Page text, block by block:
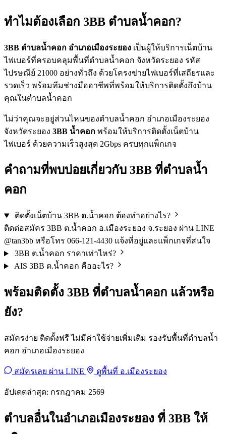
ทำไมต้องเลือก 3BB ตำบลน้ำคอก?
3BB ตำบลน้ำคอก อำเภอเมืองระยอง เป็นผู้ให้บริการเน็ตบ้าน
ไฟเบอร์ที่ครอบคลุมพื้นที่ตำบลน้ำคอก จังหวัดระยอง รหัส
ไปรษณีย์ 21000 อย่างทั่วถึง ด้วยโครงข่ายไฟเบอร์ที่เสถียรและ
รวดเร็ว พร้อมทีมช่างมืออาชีพที่พร้อมให้บริการติดตั้งถึงบ้าน
คุณในตำบลน้ำคอก
ไม่ว่าคุณจะอยู่ส่วนไหนของตำบลน้ำคอก อำเภอเมืองระยอง
จังหวัดระยอง 3BB น้ำคอก พร้อมให้บริการติดตั้งเน็ตบ้าน
ไฟเบอร์ ด้วยความเร็วสูงสุด 2Gbps ครบทุกแพ็กเกจ
คำถามที่พบบ่อยเกี่ยวกับ 3BB ที่ตำบลน้ำ
คอก
ติดตั้งเน็ตบ้าน 3BB ต.น้ำคอก ต้องทำอย่างไร?
ติดต่อสมัคร 3BB ต.น้ำคอก อ.เมืองระยอง จ.ระยอง ผ่าน LINE
@tan3bb หรือโทร 066-121-4430 แจ้งที่อยู่และแพ็กเกจที่สนใจ
3BB ต.น้ำคอก ราคาเท่าไหร่?
AIS 3BB ต.น้ำคอก คืออะไร?
พร้อมติดตั้ง 3BB ที่ตำบลน้ำคอก แล้วหรือ
ยัง?
สมัครง่าย ติดตั้งฟรี ไม่มีค่าใช้จ่ายเพิ่มเติม รองรับพื้นที่ตำบลน้ำ
คอก อำเภอเมืองระยอง
สมัครเลย ผ่าน LINE ดูพื้นที่ อ.เมืองระยอง
อัปเดตล่าสุด: กรกฎาคม 2569
ตำบลอื่นในอำเภอเมืองระยอง ที่ 3BB ให้